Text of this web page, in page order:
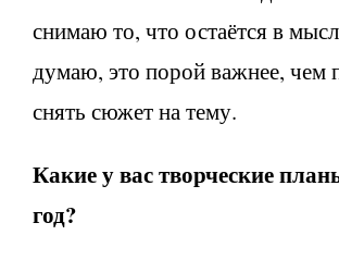
снимаю то, что остаётся в
думаю, это порой важнее, чем
снять сюжет на тему.
Какие у вас творческие
год?